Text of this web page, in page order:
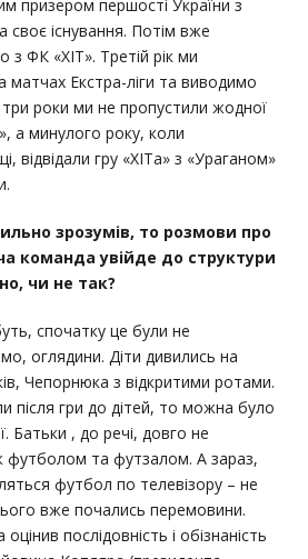
призером першості України з
існування. Потім вже
ФК «ХІТ». Третій рік ми
Екстра-ліги та виводимо
три роки ми не пропустили жодної
а минулого року, коли
відвідали гру «ХІТа» з «Ураганом»
зрозумів, то розмови про
команда увійде до структури
чи не так?
спочатку це були не
оглядини. Діти дивились на
Чепорнюка з відкритими ротами.
після гри до дітей, то можна було
Батьки , до речі, довго не
футболом та футзалом. А зараз,
футбол по телевізору – не
вже почались перемовини.
послідовність і обізнаність